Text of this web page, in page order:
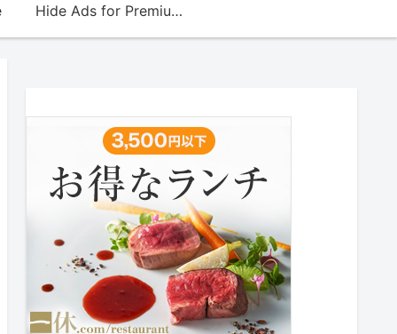
Hide Ads for Premium Members